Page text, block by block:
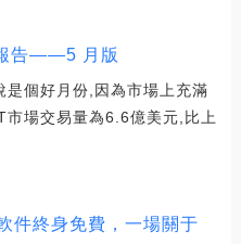
告——5 月版
個好月份,因為市場上充滿
場交易量為6.6億美元,比上
件終身免費，一場關于